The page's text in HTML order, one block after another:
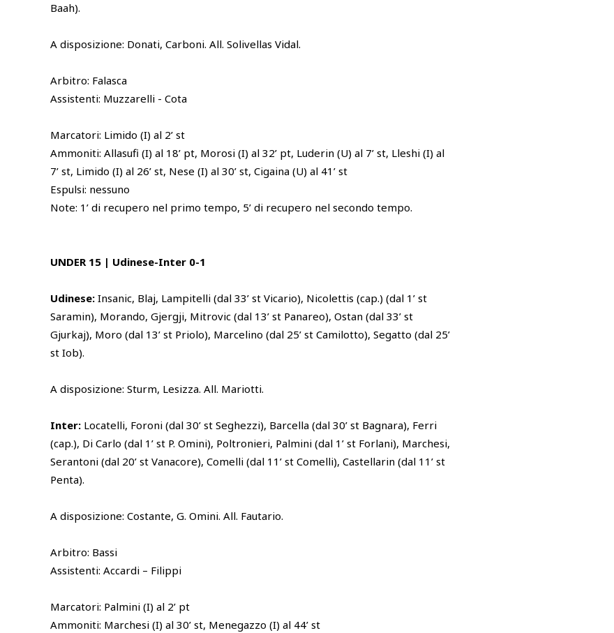
Baah).
A disposizione: Donati, Carboni. All. Solivellas Vidal.
Arbitro: Falasca
Assistenti: Muzzarelli - Cota
Marcatori: Limido (I) al 2’ st
Ammoniti: Allasufi (I) al 18’ pt, Morosi (I) al 32’ pt, Luderin (U) al 7’ st, Lleshi (I) al
7’ st, Limido (I) al 26’ st, Nese (I) al 30’ st, Cigaina (U) al 41’ st
Espulsi: nessuno
Note: 1’ di recupero nel primo tempo, 5’ di recupero nel secondo tempo.
UNDER 15 | Udinese-Inter 0-1
Udinese: Insanic, Blaj, Lampitelli (dal 33’ st Vicario), Nicolettis (cap.) (dal 1’ st
Saramin), Morando, Gjergji, Mitrovic (dal 13’ st Panareo), Ostan (dal 33’ st
Gjurkaj), Moro (dal 13’ st Priolo), Marcelino (dal 25’ st Camilotto), Segatto (dal 25’
st Iob).
A disposizione: Sturm, Lesizza. All. Mariotti.
Inter: Locatelli, Foroni (dal 30’ st Seghezzi), Barcella (dal 30’ st Bagnara), Ferri
(cap.), Di Carlo (dal 1’ st P. Omini), Poltronieri, Palmini (dal 1’ st Forlani), Marchesi,
Serantoni (dal 20’ st Vanacore), Comelli (dal 11’ st Comelli), Castellarin (dal 11’ st
Penta).
A disposizione: Costante, G. Omini. All. Fautario.
Arbitro: Bassi
Assistenti: Accardi – Filippi
Marcatori: Palmini (I) al 2’ pt
Ammoniti: Marchesi (I) al 30’ st, Menegazzo (I) al 44’ st